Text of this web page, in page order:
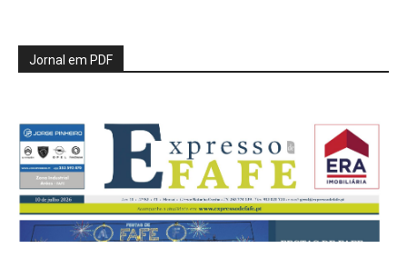
Jornal em PDF